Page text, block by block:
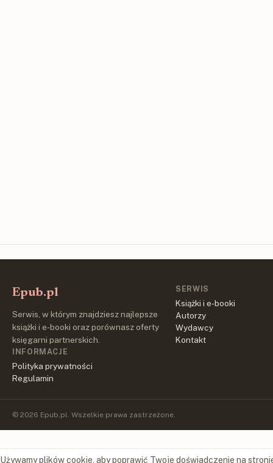
Epub.pl
Serwis, w którym znajdziesz najlepsze
książki i e-booki oraz porównasz oferty
księgarni partnerskich.
SERWIS
Książki i e-booki
Autorzy
Wydawcy
Kontakt
INFORMACJE
Polityka prywatności
Regulamin
© 2026 Epub.pl. Wszelkie prawa zastrzeżone.
Używamy plików cookie, aby poprawić Twoje doświadczenie na